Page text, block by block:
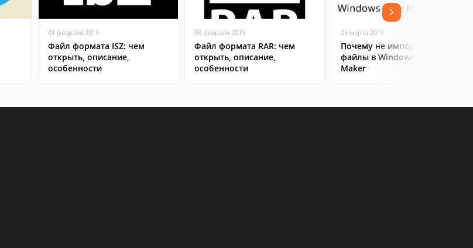
01 февраля 2019
Файл формата ISZ: чем
открыть, описание,
особенности
08 февраля 2019
Файл формата RAR: чем
открыть, описание,
особенности
06 марта 2019
Почему не импортируются
файлы в Windows Movie
Maker